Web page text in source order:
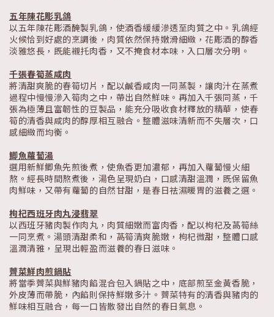
五年陳花彫乳鴿
以五年陳花彫酒醃製乳鴿，使酒香緩緩滲透至肉質之中。乳鴿經
火候恰到好處的烹調後，肉質依然保持嫩滑細緻，花彫酒的醇香
淡雅悠長，既能襯托肉香，又不掩食材本味，入口層次分明。
千張春筍蒸咸肉
將清甜爽脆的春筍切片，配以鹹香咸肉一同蒸製，讓肉汁在蒸煮
過程中慢慢滲入筍肉之中，帶出自然鮮味。再加入千張同蒸，千
張為極薄且富韌性的豆製品，能充分吸收食材釋放的精華，使春
筍的清香與咸肉的醇厚相互融合。整體滋味清新而不失層次，口
感細緻而均衡。
鯽魚蘿蔔湯
選用新鮮鯽魚先煎後煮，使魚香更加濃郁，再加入蘿蔔慢火細
熬。經長時間熬煮後，湯色呈現奶白，口感清甜溫潤，既保留魚
肉鮮味，又帶有蘿蔔的自然甘甜，是春日祛濕暖胃的滋養之選。
枸杞西班牙肉丸浸翡翠
以西班牙豬肉製作肉丸，肉質細嫩而富肉香，配以枸杞及萵筍絲
一同烹煮。湯頭清甜柔和，萵筍清爽脆嫩，枸杞微甜，整體口感
溫潤清雅，呈現出輕盈而滋養的春日滋味。
薺菜鮮肉煎鍋貼
將當季薺菜與鮮豬肉餡混合包入鍋貼之中，底部煎至金黃香脆，
外皮薄而帶脆，內餡則保持鮮嫩多汁。薺菜特有的清香與豬肉的
鮮味相互融合，每一口皆散發出自然的春日氣息。